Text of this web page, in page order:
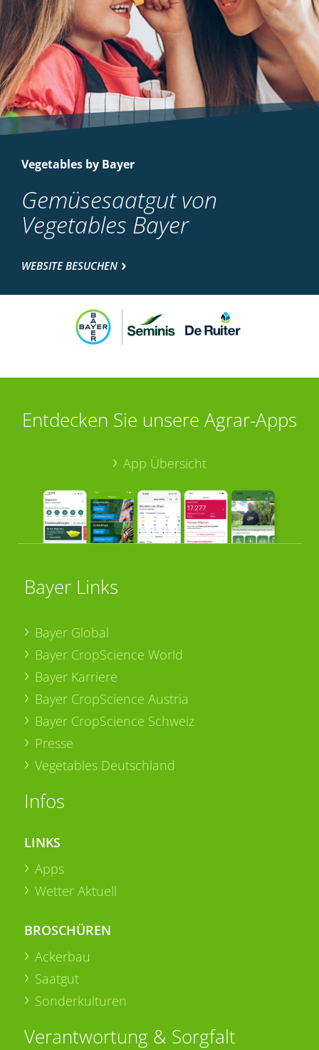
Vegetables by Bayer
Gemüsesaatgut von
Vegetables Bayer
WEBSITE BESUCHEN
Entdecken Sie unsere Agrar-Apps
App Übersicht
Bayer Links
Bayer Global
Bayer CropScience World
Bayer Karriere
Bayer CropScience Austria
Bayer CropScience Schweiz
Presse
Vegetables Deutschland
Infos
LINKS
Apps
Wetter Aktuell
BROSCHÜREN
Ackerbau
Saatgut
Sonderkulturen
Verantwortung & Sorgfalt